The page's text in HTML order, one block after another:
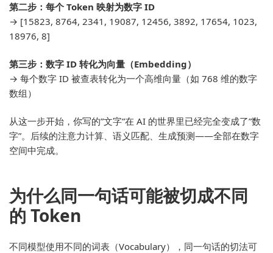
第二步：每个 Token 映射为数字 ID
→ [15823, 8764, 2341, 19087, 12456, 3892, 17654, 1023,
18976, 8]
第三步：数字 ID 转化为向量（Embedding）
→ 每个数字 ID 被查表转化为一个高维向量（如 768 维的数字
数组）
从这一步开始，你写的”文字”在 AI 的世界里已经完全变成了”数
字”。后续的注意力计算、语义匹配、生成预测——全部在数字
空间中完成。
为什么同一句话可能被切成不同
的 Token
不同模型使用不同的词表（Vocabulary），同一句话的切法可